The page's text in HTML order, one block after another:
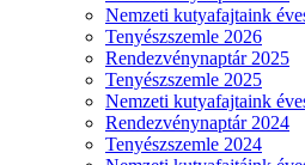
Nemzeti kutyafajtaink
Tenyészszemle 2026
Rendezvénynaptár 2025
Tenyészszemle 2025
Nemzeti kutyafajtaink
Rendezvénynaptár 2024
Tenyészszemle 2024